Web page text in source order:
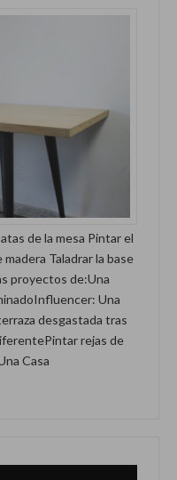
de la mesa Pintar el
Taladrar la base
proyectos de:Una
Una
desgastada tras
rejas de
Casa